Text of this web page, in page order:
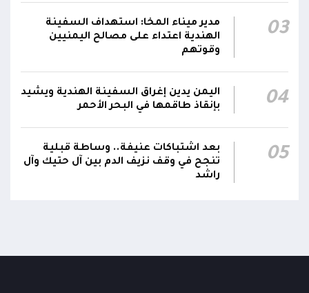
قرارات رئاسية بتعيين أحمد سعيد بن بريك وراشد
ناصر الجند مستشارين لرئيس مجلس القيادة
الرئاسي وترقيتهما إلى رتبة فريق
03
مدير ميناء المخا: استهداف السفينة
الهندية اعتداء على مصالح اليمنيين
وقوتهم
04
اليمن يدين إغراق السفينة الهندية ويشيد
بإنقاذ طاقمها في البحر الأحمر
05
بعد اشتباكات عنيفة.. وساطة قبلية
تنجح في وقف نزيف الدم بين آل حتيك وآل
راشد